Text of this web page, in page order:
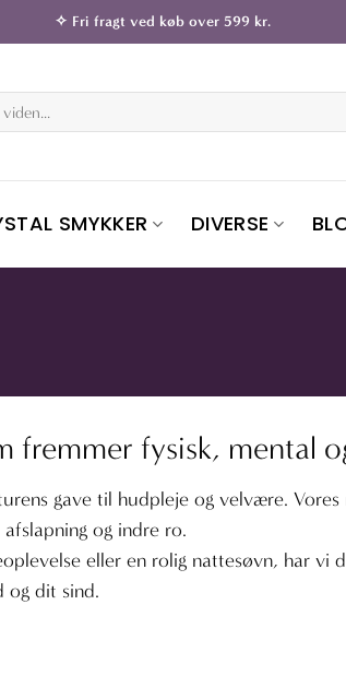
✧ Fri fragt ved køb over 599 kr.
SMYKKER DIVERSE
fremmer fysisk, mental
gave til hudpleje og velvære.
og indre ro.
eller en rolig nattesøvn, har
og dit sind.